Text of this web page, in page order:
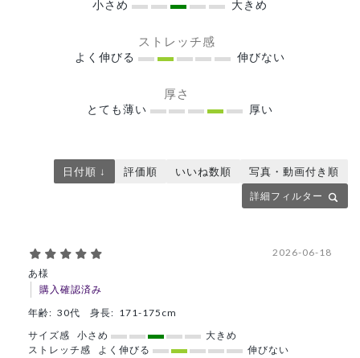
小さめ 大きめ
ストレッチ感
よく伸びる 伸びない
厚さ
とても薄い 厚い
詳細フィルター
日付順 ↓ 評価順 いいね数順 写真・動画付き順
あ様
購入確認済み
2026-06-18
年齢: 30代 身長: 171-175cm
サイズ感
小さめ
大きめ
ストレッチ感
よく伸びる
伸びない